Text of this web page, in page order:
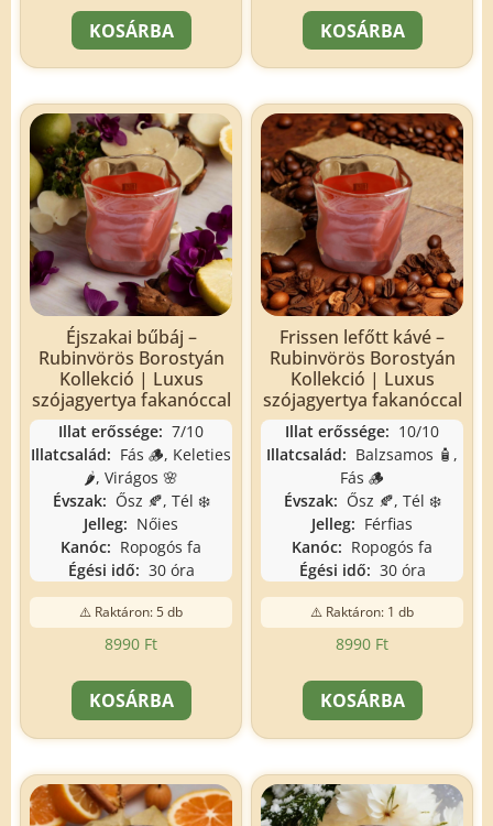
KOSÁRBA KOSÁRBA
Éjszakai bűbáj –
Rubinvörös Borostyán
Kollekció | Luxus
szójagyertya fakanóccal
Illat erőssége: 7/10
Illatcsalád: Fás 🪵, Keleties
🌶️, Virágos 🌸
Évszak: Ősz 🍂, Tél ❄️
Jelleg: Nőies
Kanóc: Ropogós fa
Égési idő: 30 óra
⚠️ Raktáron: 5 db
8990 Ft
KOSÁRBA
Frissen lefőtt kávé –
Rubinvörös Borostyán
Kollekció | Luxus
szójagyertya fakanóccal
Illat erőssége: 10/10
Illatcsalád: Balzsamos 🧴,
Fás 🪵
Évszak: Ősz 🍂, Tél ❄️
Jelleg: Férfias
Kanóc: Ropogós fa
Égési idő: 30 óra
⚠️ Raktáron: 1 db
8990 Ft
KOSÁRBA